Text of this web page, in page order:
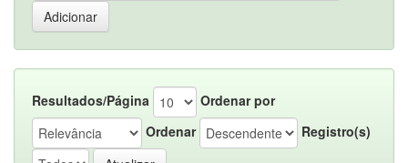
Resultados/Página
Ordenar por
Ordenar
Registro(s)